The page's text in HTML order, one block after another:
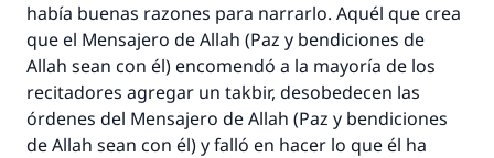
había buenas razones para narrarlo. Aquél que crea
que el Mensajero de Allah (Paz y bendiciones de
Allah sean con él) encomendó a la mayoría de los
recitadores agregar un takbir, desobedecen las
órdenes del Mensajero de Allah (Paz y bendiciones
de Allah sean con él) y falló en hacer lo que él ha